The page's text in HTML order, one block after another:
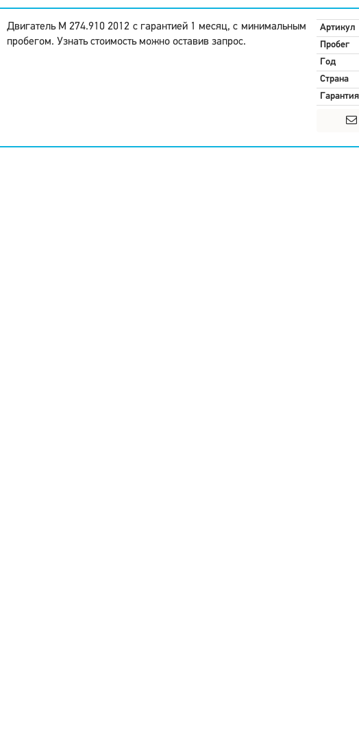
Двигатель M 274.910 2012 с гарантией 1 месяц, с минимальным
пробегом. Узнать стоимость можно оставив запрос.
Артикул
Пробег
Год
Страна
Гарантия